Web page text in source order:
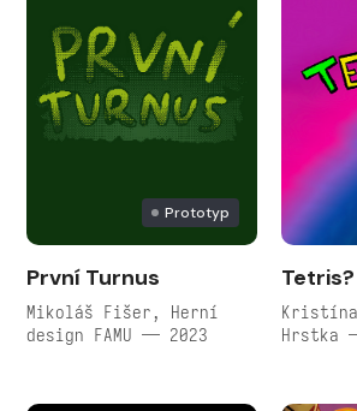
Prototyp
První Turnus
Mikoláš Fišer, Herní
design FAMU — 2023
Tetris?
Kristína
Hrstka